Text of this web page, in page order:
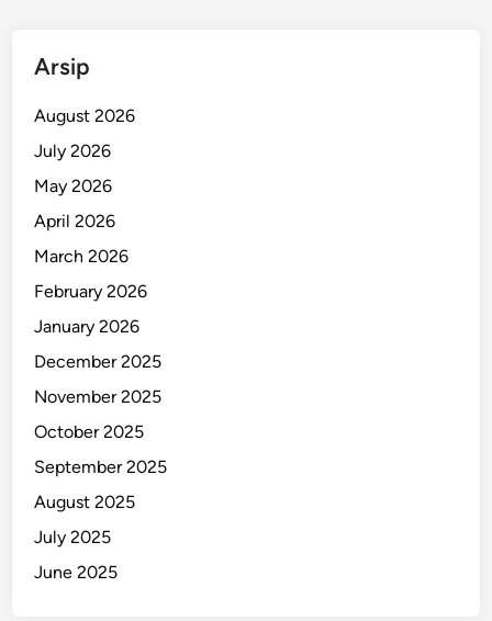
Arsip
August 2026
July 2026
May 2026
April 2026
March 2026
February 2026
January 2026
December 2025
November 2025
October 2025
September 2025
August 2025
July 2025
June 2025